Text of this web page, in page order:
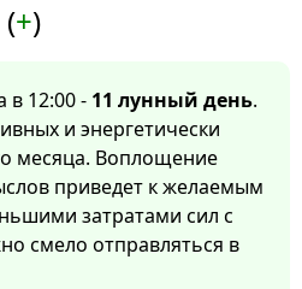
+)
в 12:00 - 11 лунный день.
и энергетически
месяца. Воплощение
приведет к желаемым
затратами сил с
смело отправляться в